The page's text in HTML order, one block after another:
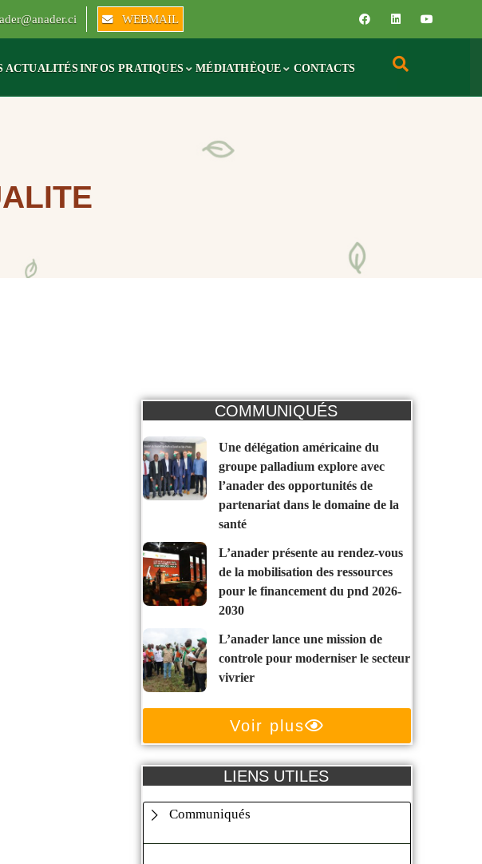
WEBMAIL
ACTUALITÉSINFOS PRATIQUES MÉDIATHÈQUE CONTACTS
COMMUNIQUÉS
une délégation américaine du
groupe palladium explore avec
l’anader des opportunités de
partenariat dans le domaine de la
santé
l’anader présente au rendez-vous
de la mobilisation des ressources
pour le financement du pnd 2026-
2030
l’anader lance une mission de
controle pour moderniser le secteur
vivrier
Voir plus
LIENS UTILES
Communiqués